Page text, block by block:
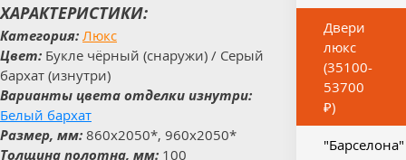
ХАРАКТЕРИСТИКИ:
Категория: Люкс
Цвет: Букле чёрный (снаружи) / Серый
бархат (изнутри)
Варианты цвета отделки изнутри:
Белый бархат
Размер, мм: 860x2050*, 960x2050*
Толщина полотна, мм: 100
Двери
люкс
(35100-
53700
₽)
"Барселона"